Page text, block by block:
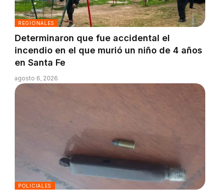
REGIONALES
Determinaron que fue accidental el
incendio en el que murió un niño de 4 años
en Santa Fe
agosto 6, 2026
POLICIALES